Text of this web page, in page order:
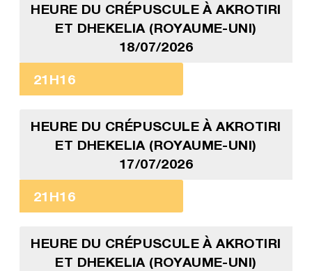
HEURE DU CRÉPUSCULE À AKROTIRI
ET DHEKELIA (ROYAUME-UNI)
18/07/2026
21H16
HEURE DU CRÉPUSCULE À AKROTIRI
ET DHEKELIA (ROYAUME-UNI)
17/07/2026
21H16
HEURE DU CRÉPUSCULE À AKROTIRI
ET DHEKELIA (ROYAUME-UNI)